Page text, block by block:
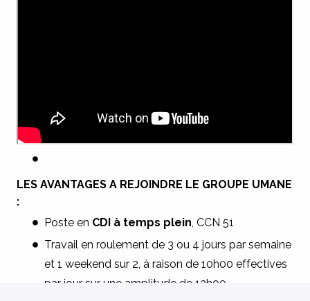
LES AVANTAGES A REJOINDRE LE GROUPE UMANE
:
Poste en CDI à temps plein , CCN 51
Travail en roulement de 3 ou 4 jours par semaine
et 1 weekend sur 2, à raison de 10h00 effectives
par jour sur une amplitude de 12h00